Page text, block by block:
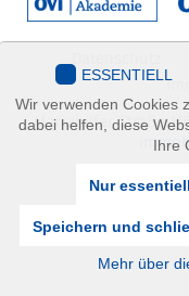
Mariahilfer Straße
ESSENTIELL
Wir verwenden Cookies
dabei helfen, diese
Ihre
Nur
Speichern und
Mehr über